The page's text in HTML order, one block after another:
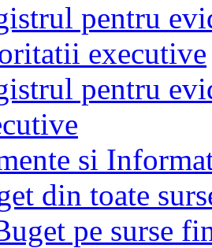
pentru
executive
pentru
si
din toate
pe surse